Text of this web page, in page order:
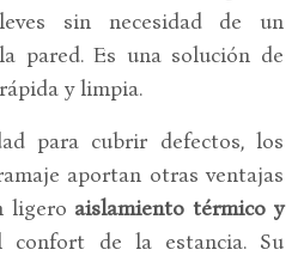
sin necesidad de un
pared. Es una solución de
y limpia.
para cubrir defectos, los
aportan otras ventajas
ligero aislamiento térmico y
confort de la estancia. Su